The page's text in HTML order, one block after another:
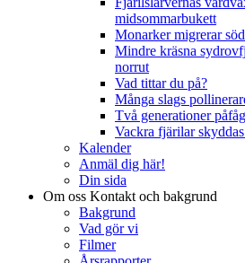
midsommarbukett
Monarker migrerar
Mindre kräsna
norrut
Vad tittar du på?
Många slags
Två generationer
Vackra fjärilar
Kalender
Anmäl dig här!
Din sida
Om oss Kontakt och bakgrund
Bakgrund
Vad gör vi
Filmer